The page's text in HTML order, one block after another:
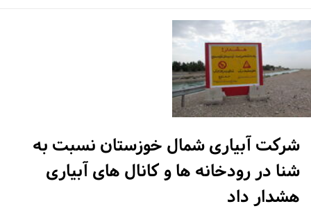
شرکت آبیاری شمال خوزستان نسبت به
شنا در رودخانه ها و کانال های آبیاری
هشدار داد